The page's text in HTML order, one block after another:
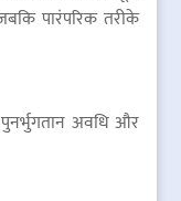
पारंपरिक तरीके
पुनर्भुगतान अवधि और